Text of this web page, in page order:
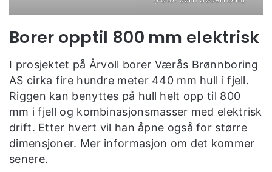
Borer opptil 800 mm elektrisk
I prosjektet på Årvoll borer Værås Brønnboring
AS cirka fire hundre meter 440 mm hull i fjell.
Riggen kan benyttes på hull helt opp til 800
mm i fjell og kombinasjonsmasser med elektrisk
drift. Etter hvert vil han åpne også for større
dimensjoner. Mer informasjon om det kommer
senere.